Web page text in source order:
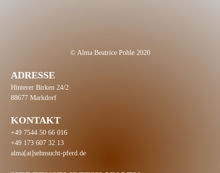
© Alma Beatrice Pohle 2020
ADRESSE
Hinterer Birken 24/2
88677 Markdorf
KONTAKT
+49 7544 50 66 016
+49 173 607 32 13
alma[at]sehnsucht-pferd.de